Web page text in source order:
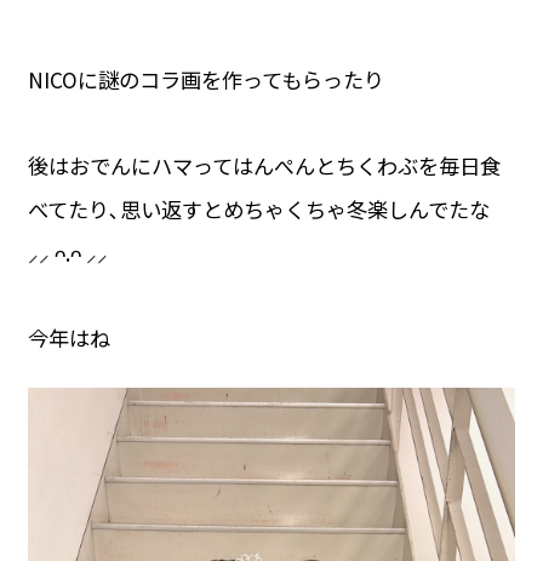
NICOに謎のコラ画を作ってもらったり
後はおでんにハマってはんぺんとちくわぶを毎日食
べてたり､思い返すとめちゃくちゃ冬楽しんでたな
⸝⸝ ᴖ.ᴖ ⸝⸝
今年はね